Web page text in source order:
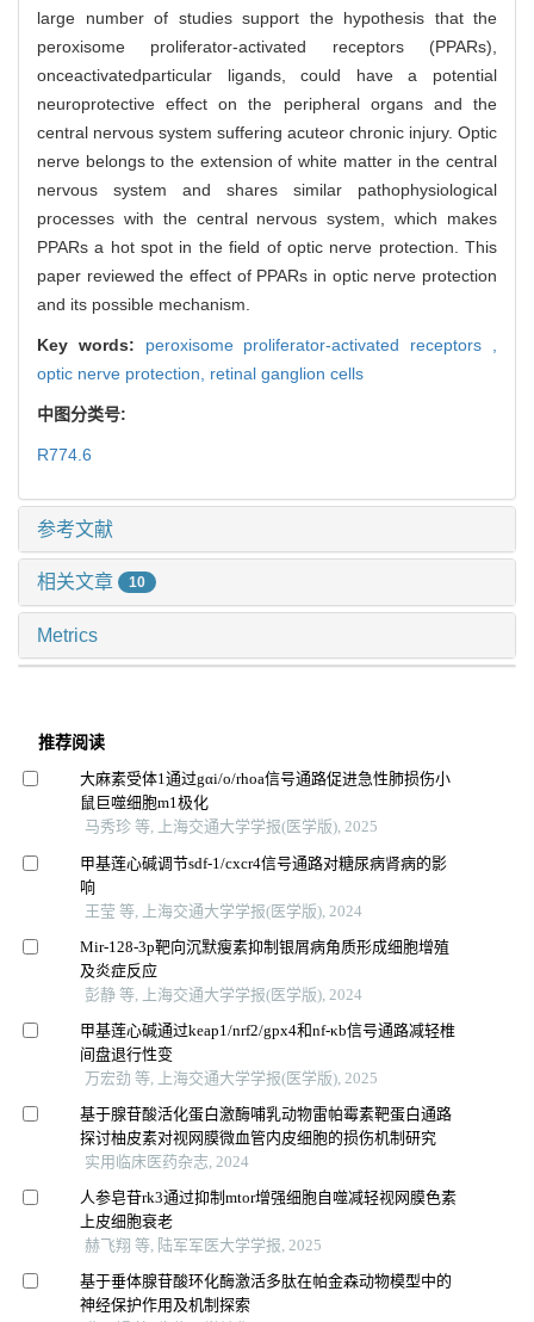
large number of studies support the hypothesis that the
peroxisome proliferator-activated receptors (PPARs),
onceactivatedparticular ligands, could have a potential
neuroprotective effect on the peripheral organs and the
central nervous system suffering acuteor chronic injury. Optic
nerve belongs to the extension of white matter in the central
nervous system and shares similar pathophysiological
processes with the central nervous system, which makes
PPARs a hot spot in the field of optic nerve protection. This
paper reviewed the effect of PPARs in optic nerve protection
and its possible mechanism.
Key words: peroxisome proliferator-activated receptors ,
optic nerve protection, retinal ganglion cells
中图分类号:
R774.6
参考文献
相关文章 10
Metrics
推荐阅读
大麻素受体1通过gαi/o/rhoa信号通路促进急性肺损伤小
鼠巨噬细胞m1极化
马秀珍 等, 上海交通大学学报(医学版), 2025
甲基莲心碱调节sdf-1/cxcr4信号通路对糖尿病肾病的影
响
王莹 等, 上海交通大学学报(医学版), 2024
Mir-128-3p靶向沉默瘦素抑制银屑病角质形成细胞增殖
及炎症反应
彭静 等, 上海交通大学学报(医学版), 2024
甲基莲心碱通过keap1/nrf2/gpx4和nf-κb信号通路减轻椎
间盘退行性变
万宏劲 等, 上海交通大学学报(医学版), 2025
基于腺苷酸活化蛋白激酶哺乳动物雷帕霉素靶蛋白通路
探讨柚皮素对视网膜微血管内皮细胞的损伤机制研究
实用临床医药杂志, 2024
人参皂苷rk3通过抑制mtor增强细胞自噬减轻视网膜色素
上皮细胞衰老
赫飞翔 等, 陆军军医大学学报, 2025
基于垂体腺苷酸环化酶激活多肽在帕金森动物模型中的
神经保护作用及机制探索